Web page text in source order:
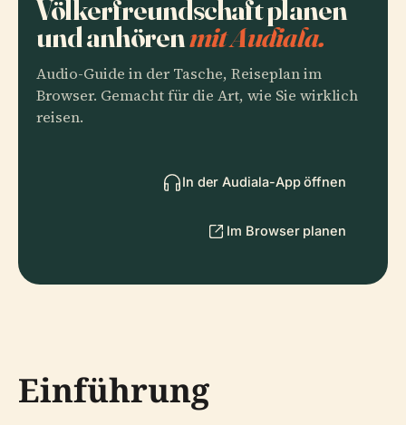
Völkerfreundschaft planen
und anhörenmit Audiala.
Audio-Guide in der Tasche, Reiseplan im
Browser. Gemacht für die Art, wie Sie wirklich
reisen.
In der Audiala-App öffnen
Im Browser planen
Einführung